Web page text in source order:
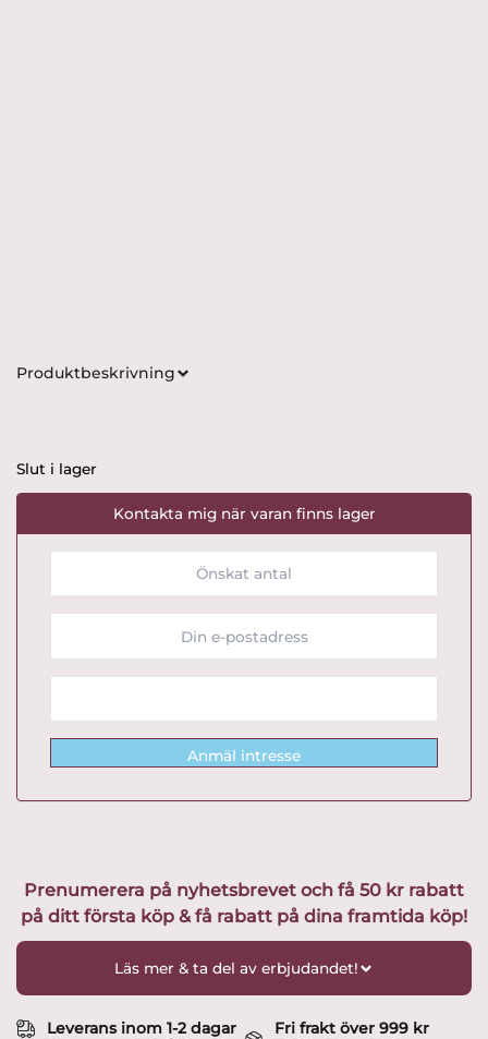
Produktbeskrivning
Slut i lager
Kontakta mig när varan finns lager
Anmäl intresse
Prenumerera på nyhetsbrevet och få 50 kr rabatt
på ditt första köp & få rabatt på dina framtida köp!
Läs mer & ta del av erbjudandet!
Leverans inom 1-2 dagar
Fri frakt över 999 kr